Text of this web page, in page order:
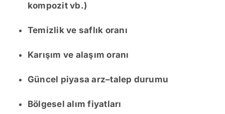
kompozit vb.)
Temizlik ve saflık oranı
Karışım ve alaşım oranı
Güncel piyasa arz–talep durumu
Bölgesel alım fiyatları